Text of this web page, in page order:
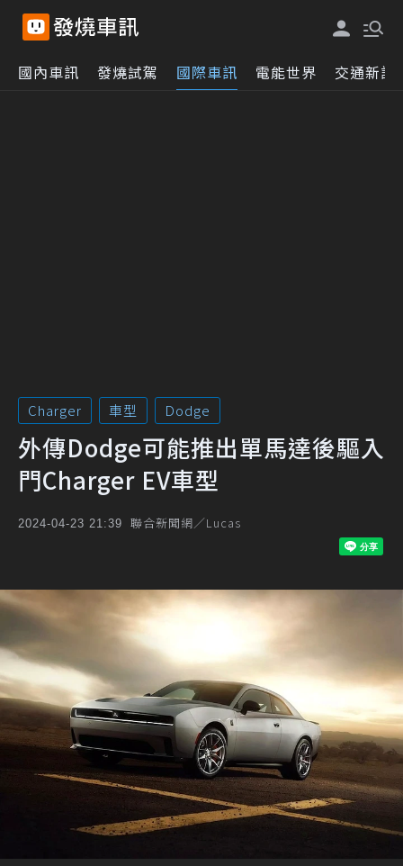
國內車訊 發燒試駕 國際車訊 電能世界 交通新訊
Charger 車型 Dodge
外傳Dodge可能推出單馬達後驅入
門Charger EV車型
2024-04-23 21:39 聯合新聞網／Lucas